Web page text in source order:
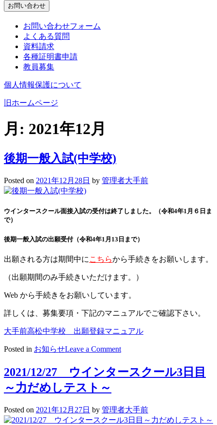
お問い合わせ
お問い合わせフォーム
よくある質問
資料請求
各種証明書申請
教員募集
個人情報保護について
旧ホームページ
月: 2021年12月
後期一般入試(中学校)
Posted on 2021年12月28日 by 管理者大手前
ウインタースクール面接入試の受付は終了しました。（令和4年1月６日ま
で）
後期一般入試の出願受付（令和4年1月13日まで）
出願される方は期間中に こちらから手続きをお願いします。
（出願期間のみ手続きいただけます。）
Web から手続きをお願いしています。
詳しくは、募集要項・下記のマニュアルでご確認下さい。
大手前高松中学校 出願登録マニュアル
Posted in お知らせLeave a Commenton
一
試
(中
2021/12/27 ウインタースクール3日目
～力だめしテスト～
Posted on 2021年12月27日 by 管理者大手前